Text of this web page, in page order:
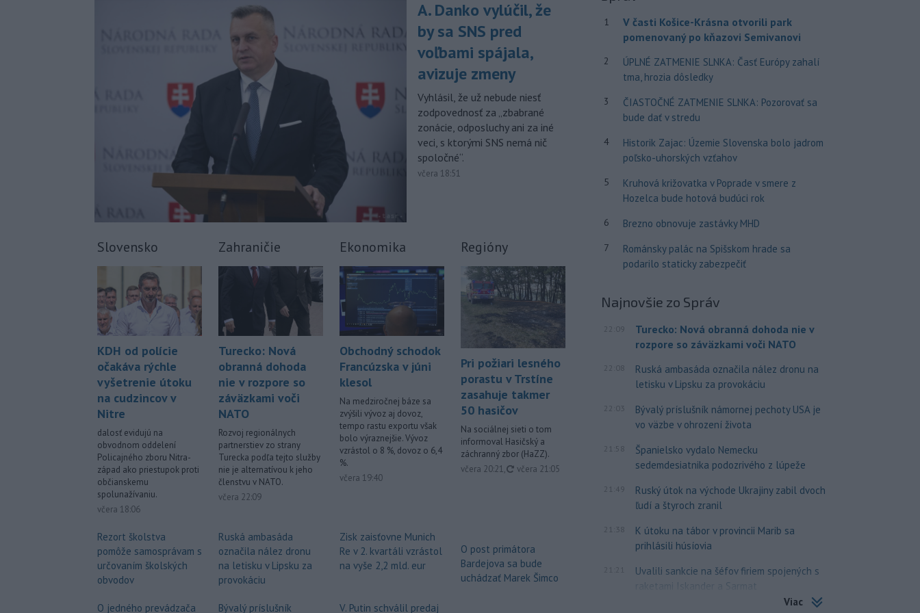
júla 2026 herečka a dlhoročná
členka Slovenského komorného
divadla (SKD) v Martine Helena
Sudická.
10:15 - Národná diaľničná
spoločnosť (NDS) ukončila výmenu
mostného záveru na ľavej strane
mosta Lanfranconi, ktorý je súčasťou
bratislavskej diaľnice D2.
Viac >
A. Danko vylúčil, že
by sa SNS pred
voľbami spájala,
avizuje zmeny
Vyhlásil, že už nebude niesť
zodpovednosť za „zbabrané
zonácie, odposluchy ani za iné
veci, s ktorými SNS nemá nič
spoločné“.
včera 18:51
Slovensko
KDH od polície
očakáva rýchle
vyšetrenie útoku
na cudzincov v
Nitre
dalosť evidujú na
obvodnom oddelení
Policajného zboru Nitra-
západ ako priestupok proti
občianskemu
spolunažívaniu.
včera 18:06
Rezort školstva
pomôže samosprávam s
určovaním školských
obvodov
O jedného prevádzača
Zahraničie
Turecko: Nová
obranná dohoda
nie v rozpore so
záväzkami voči
NATO
Rozvoj regionálnych
partnerstiev zo strany
Turecka podľa tejto služby
nie je alternatívou k jeho
členstvu v NATO.
včera 22:09
Ruská ambasáda
označila nález dronu
na letisku v Lipsku za
provokáciu
Bývalý príslušník
Ekonomika
Obchodný schodok
Francúzska v júni
klesol
Na medziročnej báze sa
zvýšili vývoz aj dovoz,
tempo rastu exportu však
bolo výraznejšie. Vývoz
vzrástol o 8 %, dovoz o 6,4
%.
včera 19:40
Zisk zaisťovne Munich
Re v 2. kvartáli vzrástol
na vyše 2,2 mld. eur
V. Putin schválil predaj
Regióny
Pri požiari lesného
porastu v Trstíne
zasahuje takmer
50 hasičov
Na sociálnej sieti o tom
informoval Hasičský a
záchranný zbor (HaZZ).
včera 20:21, aktualizované
včera 21:05
O post primátora
Bardejova sa bude
uchádzať Marek Šimco
1
V časti Košice-Krásna otvorili park
pomenovaný po kňazovi Semivanovi
2
ÚPLNÉ ZATMENIE SLNKA: Časť Európy zahalí
tma, hrozia dôsledky
3
ČIASTOČNÉ ZATMENIE SLNKA: Pozorovať sa
bude dať v stredu
4
Historik Zajac: Územie Slovenska bolo jadrom
poľsko-uhorských vzťahov
5
Kruhová križovatka v Poprade v smere z
Hozelca bude hotová budúci rok
6 Brezno obnovuje zastávky MHD
7
Románsky palác na Spišskom hrade sa
podarilo staticky zabezpečiť
Najnovšie zo Správ
22:09
Turecko: Nová obranná dohoda nie v
rozpore so záväzkami voči NATO
22:08
Ruská ambasáda označila nález dronu na
letisku v Lipsku za provokáciu
22:03
Bývalý príslušník námornej pechoty USA je
vo väzbe v ohrození života
21:58
Španielsko vydalo Nemecku
sedemdesiatnika podozrivého z lúpeže
21:49
Ruský útok na východe Ukrajiny zabil dvoch
ľudí a štyroch zranil
21:38
K útoku na tábor v provincii Marib sa
prihlásili húsíovia
Uvalili sankcie na šéfov firiem spojených s
raketami Iskander a Sarmat
Viac